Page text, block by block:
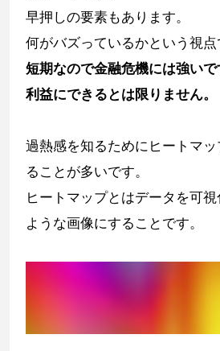
早押しの要素もあります。
何がバズっているかという視点
短期なので金融危機には強い
利益にできるとは限りません。
過熱感を知るためにヒートマ
ることが多いです。
ヒートマップとはデータを可
ような画像にすることです。